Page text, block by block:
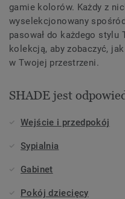
gamie kolorów. Każdy z
wyselekcjonowany
pasował do każdego stylu
kolekcją, aby zobaczyć,
w Twojej przestrzeni.
SHADE jest
Wejście i przedpokój
Sypialnia
Gabinet
Pokój dziecięcy